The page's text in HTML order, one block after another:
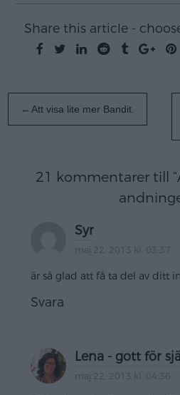
Share this article -
Inläggsnavigering
Att visa lite mer Bandit.
21 kommentarer till “
Syr
maj 22, 2013 kl. 03:37
är så glad att få ta del av ditt
Svara
Lena - gott för
maj 22, 2013 kl. 04:36